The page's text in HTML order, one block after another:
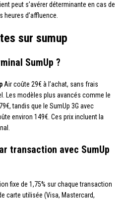
peut s’avérer déterminante en cas de
heures d’affluence.
sur sumup
SumUp ?
Air coûte 29€ à l’achat, sans frais
Les modèles plus avancés comme le
tandis que le SumUp 3G avec
environ 149€. Ces prix incluent la
transaction avec SumUp
fixe de 1,75% sur chaque transaction
carte utilisée (Visa, Mastercard,